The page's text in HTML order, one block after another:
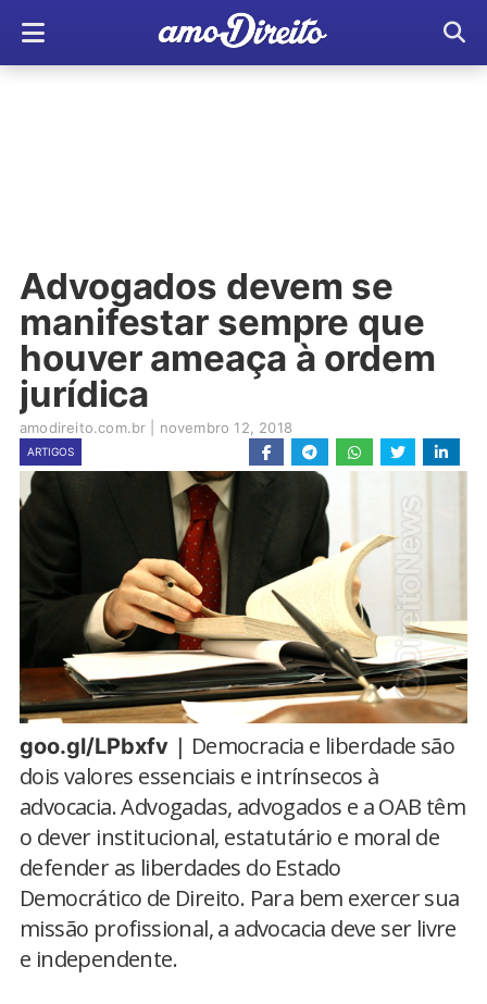
Advogados devem se
manifestar sempre que
houver ameaça à ordem
jurídica
amodireito.com.br novembro 12, 2018
ARTIGOS
goo.gl/LPbxfv | Democracia e liberdade são
dois valores essenciais e intrínsecos à
advocacia. Advogadas, advogados e a OAB têm
o dever institucional, estatutário e moral de
defender as liberdades do Estado
Democrático de Direito. Para bem exercer sua
missão profissional, a advocacia deve ser livre
e independente.